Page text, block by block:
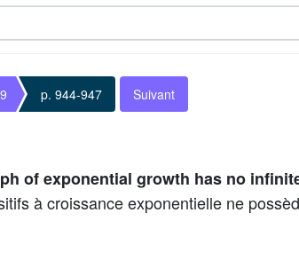
p. 944-947 Suivant
of exponential growth has no
à croissance exponentielle ne